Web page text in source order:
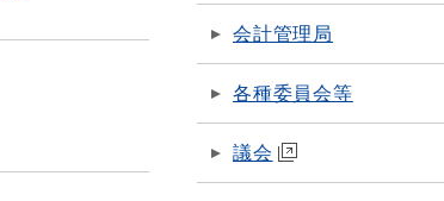
会計管理局
各種委員会等
議会